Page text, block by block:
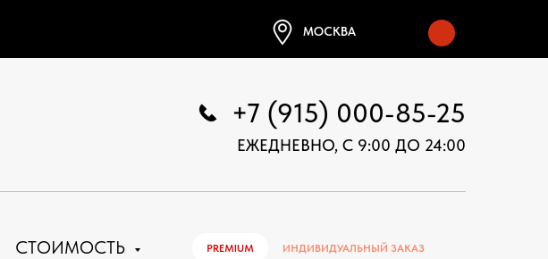
МОСКВА
+7 (915) 000-85-25
ЕЖЕДНЕВНО, С 9:00 ДО 24:00
СТОИМОСТЬ PREMIUM ИНДИВИДУАЛЬНЫЙ ЗАКАЗ